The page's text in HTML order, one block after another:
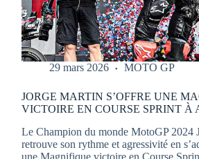
29 mars 2026 MOTO GP
JORGE MARTIN S’OFFRE UNE
VICTOIRE EN COURSE SPRINT À
Le Champion du monde MotoGP 2024
retrouve son rythme et agressivité en